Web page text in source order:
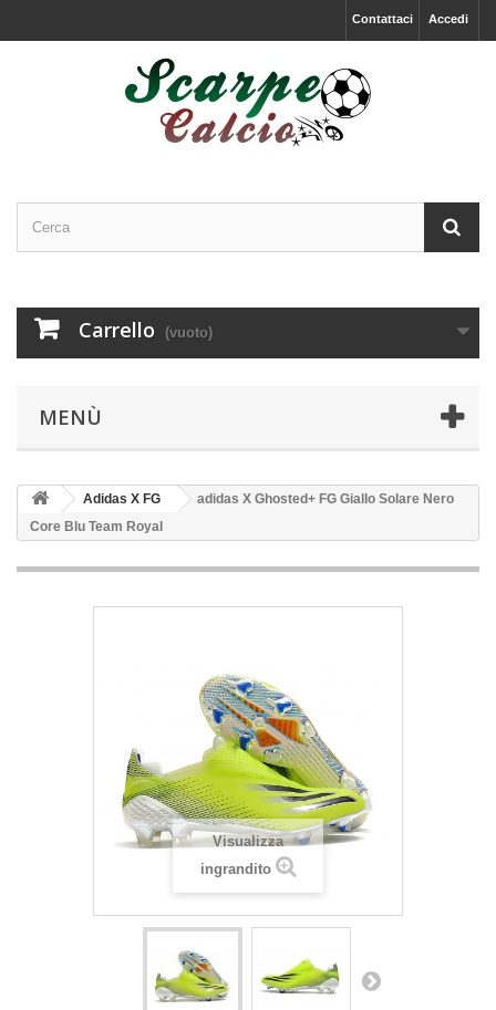
Accedi
Contattaci
Carrello (vuoto)
MENÙ
Adidas X FG
adidas X Ghosted+ FG Giallo Solare Nero
Core Blu Team Royal
Visualizza
ingrandito